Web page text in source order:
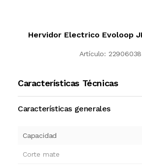
Hervidor Electrico Evoloop
Artículo: 22906038
Características Técnicas
Características generales
Capacidad
Corte mate